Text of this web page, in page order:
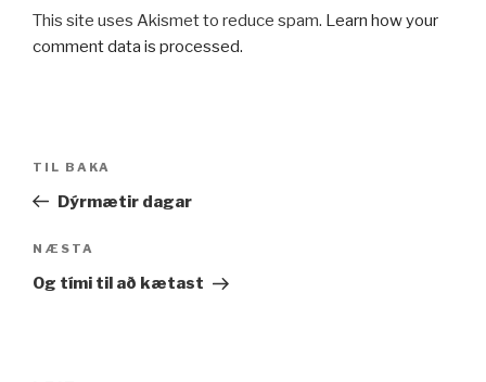
This site uses Akismet to reduce spam. Learn how your
comment data is processed.
Fyrri
færsla
TIL BAKA
Dýrmætir dagar
Næsta
færsla
NÆSTA
Og tími til að kætast